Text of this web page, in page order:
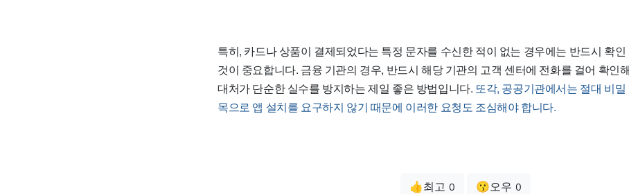
특히, 카드나 상품이 결제되었다는 특정 문자를 수신한 적이 없는 경우에는 반드시 확
것이 중요합니다. 금융 기관의 경우, 반드시 해당 기관의 고객 센터에 전화를 걸어 확인
대처가 단순한 실수를 방지하는 제일 좋은 방법입니다. 또각, 공공기관에서는 절대 비
목으로 앱 설치를 요구하지 않기 때문에 이러한 요청도 조심해야 합니다.
👍최고 0 😗오우 0